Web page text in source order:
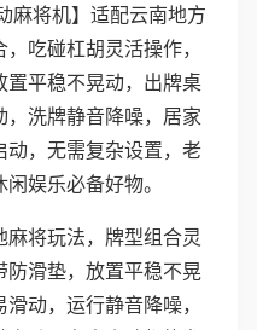
麻将机】适配云南地方
吃碰杠胡灵活操作，
置平稳不晃动，出牌桌
洗牌静音降噪，居家
动，无需复杂设置，老
娱乐必备好物。
将玩法，牌型组合灵
滑垫，放置平稳不晃
动，运行静音降噪，